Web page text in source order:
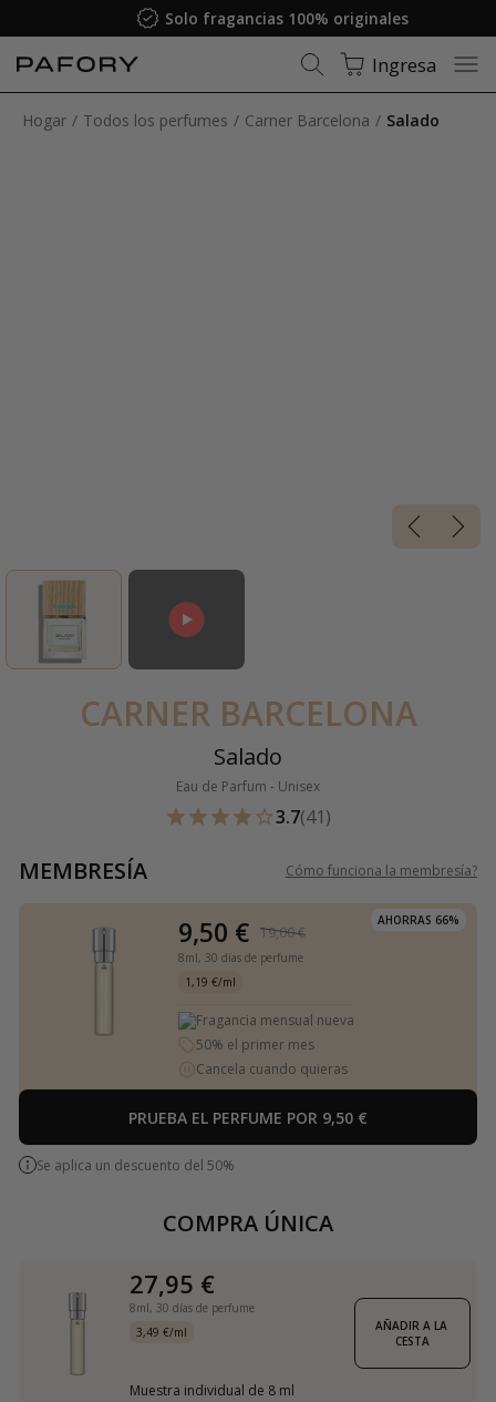
Solo fragancias 100% originales
Ingresa
Hogar Todos los perfumes Carner Barcelona Salado
CARNER BARCELONA
Salado
Eau de Parfum - Unisex
3.7(41)
MEMBRESÍA Cómo funciona la membresía?
AHORRAS 66%
9,50 € 19,00 €
8ml, 30 días de perfume
1,19 €/ml
Fragancia mensual nueva
50% el primer mes
Cancela cuando quieras
PRUEBA EL PERFUME POR 9,50 €
Se aplica un descuento del 50%
COMPRA ÚNICA
27,95 €
8ml, 30 días de perfume
3,49 €/ml
Muestra individual de 8 ml
AÑADIR A LA
CESTA